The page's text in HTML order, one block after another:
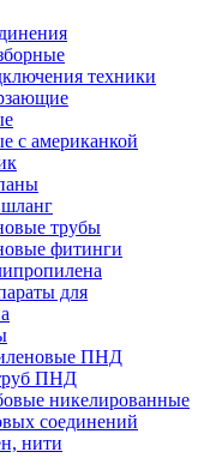
техники
с американкой
трубы
фитинги
для
ПНД
ПНД
никелированные
соединений
нити